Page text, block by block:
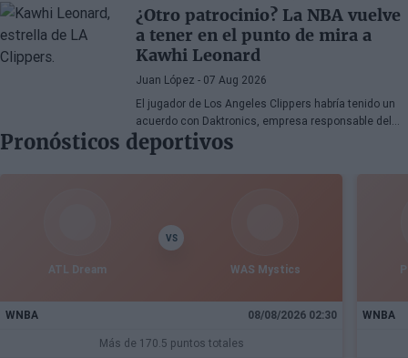
apareciendo en rumores, aunque admite su
decepción por la manera en la que los Celtics
gestionaron la situación.
¿Otro patrocinio? La NBA vuelve
a tener en el punto de mira a
Kawhi Leonard
Juan López - 07 Aug 2026
El jugador de Los Angeles Clippers habría tenido un
acuerdo con Daktronics, empresa responsable del
videomarcador del Intuit Dome
Pronósticos deportivos
ATL Dream
VS
WAS Mystics
WNBA 08/08/2026 02:30
Más de 170.5 puntos totales
WNBA